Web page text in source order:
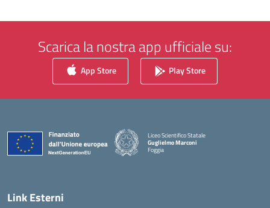
Scarica la nostra app ufficiale su:
App Store Play Store
Liceo Scientifico Statale
Guglielmo Marconi
Foggia
— Visita la pagina iniziale della scuola
Link Esterni